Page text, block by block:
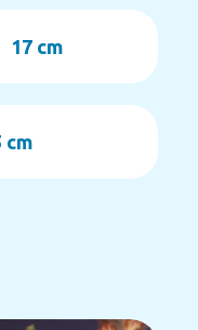
17 cm
cm